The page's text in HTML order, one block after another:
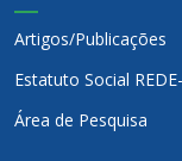
Artigos/Publicações
Estatuto Social
Área de Pesquisa